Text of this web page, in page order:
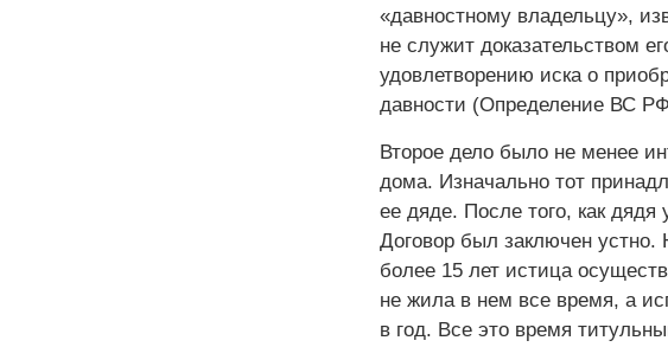
«давностному владельцу»,
не служит доказательством
удовлетворению иска о
давности (Определение ВС
Второе дело было не менее
дома. Изначально тот
ее дяде. После того, как
Договор был заключен устно.
более 15 лет истица
не жила в нем все время, а
в год. Все это время